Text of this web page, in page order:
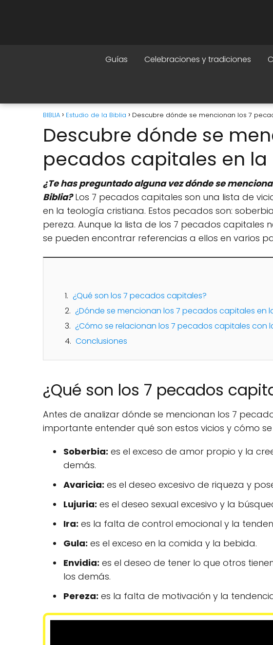
Guías Celebraciones y tradiciones
BIBLIA Estudio de la Biblia Descubre dónde se mencionan los 7
Descubre dónde se
pecados capitales en la
¿Te has preguntado alguna vez dónde se
Biblia?Los 7 pecados capitales son una lista de
en la teología cristiana. Estos pecados son:
pereza. Aunque la lista de los 7 pecados capitales
se pueden encontrar referencias a ellos en varios
¿Qué son los 7 pecados capitales?
¿Dónde se mencionan los 7 pecados capitales en
¿Cómo se relacionan los 7 pecados capitales con
Conclusiones
¿Qué son los 7 pecados
Antes de analizar dónde se mencionan los 7
importante entender qué son estos vicios y cómo
Soberbia: es el exceso de amor propio y la
demás.
Avaricia: es el deseo excesivo de riqueza y
Lujuria: es el deseo sexual excesivo y la
Ira: es la falta de control emocional y la
Gula: es el exceso en la comida y la bebida.
Envidia: es el deseo de tener lo que otros
los demás.
Pereza: es la falta de motivación y la